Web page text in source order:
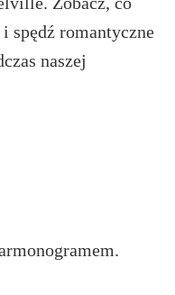
spędź romantyczne
naszej